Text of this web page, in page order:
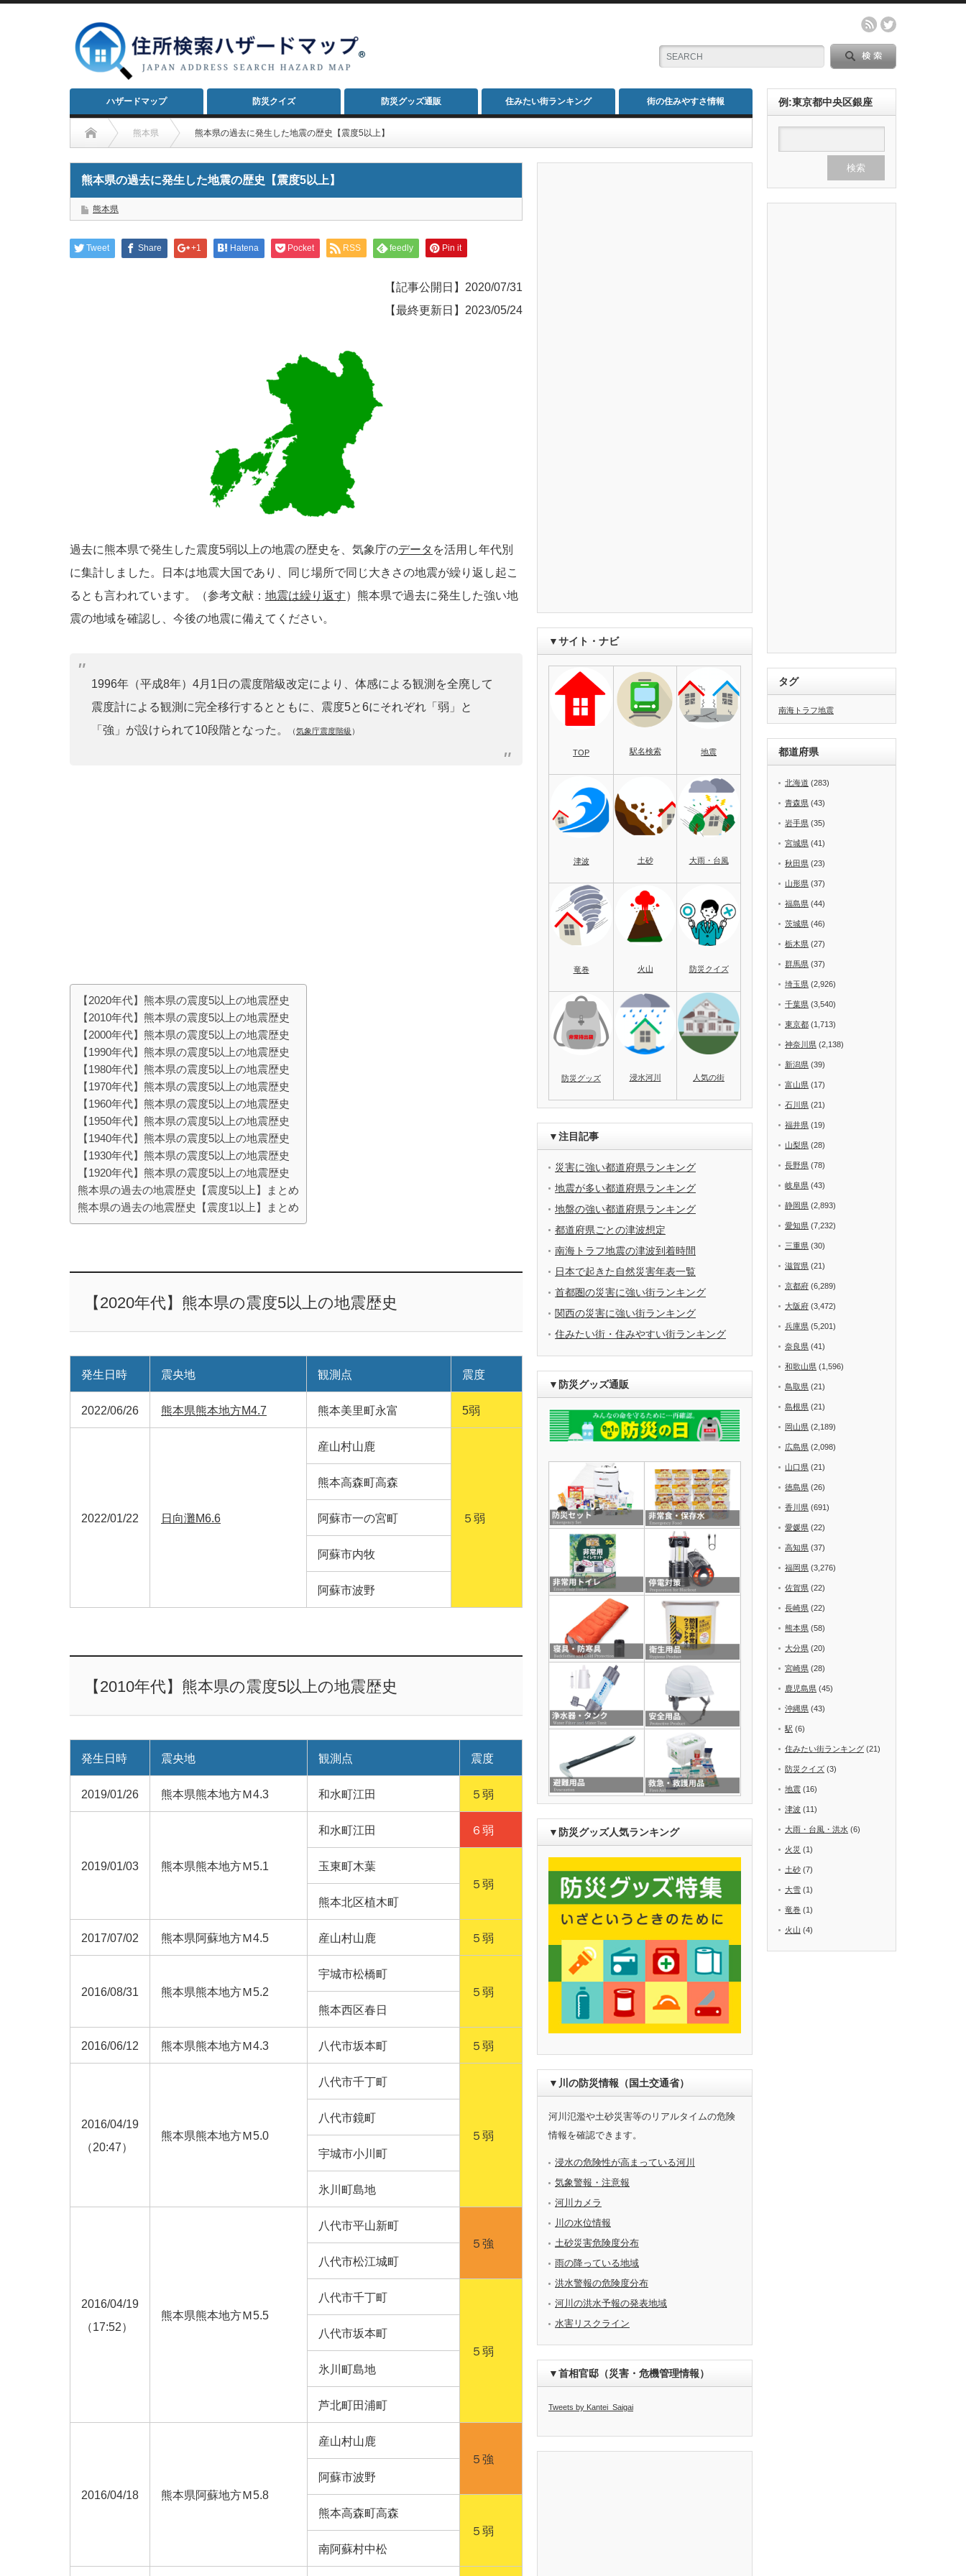
ハザードマップ 防災クイズ 防災グッズ通販 住みたい街ランキング 街の住みやすさ情報
熊本県 熊本県の過去に発生した地震の歴史【震度5以上】
熊本県の過去に発生した地震の歴史【震度5以上】
熊本県
Tweet Share +1 Hatena Pocket RSS feedly Pin it
【記事公開日】2020/07/31
【最終更新日】2023/05/24
過去に熊本県で発生した震度5弱以上の地震の歴史を、気象庁のデータ を活用し年代別
に集計しました。日本は地震大国であり、同じ場所で同じ大きさの地震が繰り返し起こ
るとも言われています。（参考文献： 地震は繰り返す）熊本県で過去に発生した強い地
震の地域を確認し、今後の地震に備えてください。
1996年（平成8年）4月1日の震度階級改定により、体感による観測を全廃して
震度計による観測に完全移行するとともに、震度5と6にそれぞれ「弱」と
「強」が設けられて10段階となった。
（気象庁震度階級 ）
【2020年代】熊本県の震度5以上の地震歴史
【2010年代】熊本県の震度5以上の地震歴史
【2000年代】熊本県の震度5以上の地震歴史
【1990年代】熊本県の震度5以上の地震歴史
【1980年代】熊本県の震度5以上の地震歴史
【1970年代】熊本県の震度5以上の地震歴史
【1960年代】熊本県の震度5以上の地震歴史
【1950年代】熊本県の震度5以上の地震歴史
【1940年代】熊本県の震度5以上の地震歴史
【1930年代】熊本県の震度5以上の地震歴史
【1920年代】熊本県の震度5以上の地震歴史
熊本県の過去の地震歴史【震度5以上】まとめ
熊本県の過去の地震歴史【震度1以上】まとめ
【2020年代】熊本県の震度5以上の地震歴史
発生日時 震央地 観測点 震度
2022/06/26 熊本県熊本地方M4.7 熊本美里町永富 5弱
2022/01/22 日向灘M6.6
産山村山鹿
５弱
熊本高森町高森
阿蘇市一の宮町
阿蘇市内牧
阿蘇市波野
【2010年代】熊本県の震度5以上の地震歴史
発生日時 震央地 観測点 震度
2019/01/26 熊本県熊本地方Ｍ4.3 和水町江田 ５弱
2019/01/03 熊本県熊本地方Ｍ5.1
和水町江田 ６弱
玉東町木葉
５弱
熊本北区植木町
2017/07/02 熊本県阿蘇地方Ｍ4.5 産山村山鹿 ５弱
2016/08/31 熊本県熊本地方Ｍ5.2
宇城市松橋町
５弱
熊本西区春日
2016/06/12 熊本県熊本地方Ｍ4.3 八代市坂本町 ５弱
2016/04/19
（20:47）
熊本県熊本地方Ｍ5.0
八代市千丁町
５弱
八代市鏡町
宇城市小川町
氷川町島地
2016/04/19
（17:52）
熊本県熊本地方Ｍ5.5
八代市平山新町
５強
八代市松江城町
八代市千丁町
５弱
八代市坂本町
氷川町島地
芦北町田浦町
2016/04/18 熊本県阿蘇地方Ｍ5.8
産山村山鹿
５強
阿蘇市波野
熊本高森町高森
５弱
南阿蘇村中松
▼サイト・ナビ
TOP 駅名検索 地震
津波 土砂 大雨・台風
竜巻 火山 防災クイズ
防災グッズ 浸水河川 人気の街
▼注目記事
災害に強い都道府県ランキング
地震が多い都道府県ランキング
地盤の強い都道府県ランキング
都道府県ごとの津波想定
南海トラフ地震の津波到着時間
日本で起きた自然災害年表一覧
首都圏の災害に強い街ランキング
関西の災害に強い街ランキング
住みたい街・住みやすい街ランキング
▼防災グッズ通販
▼防災グッズ人気ランキング
▼川の防災情報（国土交通省）
河川氾濫や土砂災害等のリアルタイムの危険
情報を確認できます。
浸水の危険性が高まっている河川
気象警報・注意報
河川カメラ
川の水位情報
土砂災害危険度分布
雨の降っている地域
洪水警報の危険度分布
河川の洪水予報の発表地域
水害リスクライン
▼首相官邸（災害・危機管理情報）
Tweets by Kantei_Saigai
例:東京都中央区銀座
タグ
南海トラフ地震
都道府県
北海道 (283)
青森県 (43)
岩手県 (35)
宮城県 (41)
秋田県 (23)
山形県 (37)
福島県 (44)
茨城県 (46)
栃木県 (27)
群馬県 (37)
埼玉県 (2,926)
千葉県 (3,540)
東京都 (1,713)
神奈川県 (2,138)
新潟県 (39)
富山県 (17)
石川県 (21)
福井県 (19)
山梨県 (28)
長野県 (78)
岐阜県 (43)
静岡県 (2,893)
愛知県 (7,232)
三重県 (30)
滋賀県 (21)
京都府 (6,289)
大阪府 (3,472)
兵庫県 (5,201)
奈良県 (41)
和歌山県 (1,596)
鳥取県 (21)
島根県 (21)
岡山県 (2,189)
広島県 (2,098)
山口県 (21)
徳島県 (26)
香川県 (691)
愛媛県 (22)
高知県 (37)
福岡県 (3,276)
佐賀県 (22)
長崎県 (22)
熊本県 (58)
大分県 (20)
宮崎県 (28)
鹿児島県 (45)
沖縄県 (43)
駅 (6)
住みたい街ランキング (21)
防災クイズ (3)
地震 (16)
津波 (11)
大雨・台風・洪水 (6)
火災 (1)
土砂 (7)
大雪 (1)
竜巻 (1)
火山 (4)